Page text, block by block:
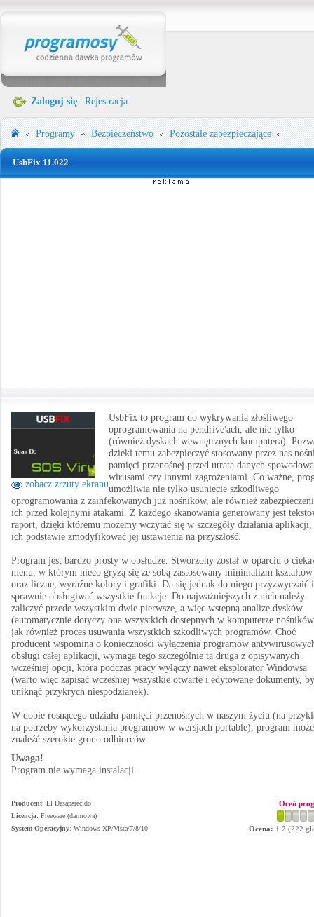
Zaloguj się Rejestracja
Programy Bezpieczeństwo Pozostałe zabezpieczające
UsbFix 11.022
zobacz zrzuty ekranu
UsbFix to program do wykrywania złośliwego
oprogramowania na pendrive'ach, ale nie tylko
(również dyskach wewnętrznych komputera).
dzięki temu zabezpieczyć stosowany przez nas
pamięci przenośnej przed utratą danych
wirusami czy innymi zagrożeniami. Co ważne,
umożliwia nie tylko usunięcie szkodliwego
oprogramowania z zainfekowanych już nośników, ale również
ich przed kolejnymi atakami. Z każdego skanowania generowany jest
raport, dzięki któremu możemy wczytać się w szczegóły działania aplikacji,
ich podstawie zmodyfikować jej ustawienia na przyszłość.
Program jest bardzo prosty w obsłudze. Stworzony został w oparciu o
menu, w którym nieco gryzą się ze sobą zastosowany minimalizm kształtów
oraz liczne, wyraźne kolory i grafiki. Da się jednak do niego przyzwyczaić i
sprawnie obsługiwać wszystkie funkcje. Do najważniejszych z nich należy
zaliczyć przede wszystkim dwie pierwsze, a więc wstępną analizę dysków
(automatycznie dotyczy ona wszystkich dostępnych w komputerze
jak również proces usuwania wszystkich szkodliwych programów. Choć
producent wspomina o konieczności wyłączenia programów
obsługi całej aplikacji, wymaga tego szczególnie ta druga z opisywanych
wcześniej opcji, która podczas pracy wyłączy nawet eksplorator Windowsa
(warto więc zapisać wcześniej wszystkie otwarte i edytowane dokumenty, by
uniknąć przykrych niespodzianek).
W dobie rosnącego udziału pamięci przenośnych w naszym życiu (na
na potrzeby wykorzystania programów w wersjach portable), program może
znaleźć szerokie grono odbiorców.
Uwaga!
Program nie wymaga instalacji.
Producent: El Desaparecido
Licencja: Freeware (darmowa)
System Operacyjny: Windows XP/Vista/7/8/10
Oceń
Ocena: 1.2 (222